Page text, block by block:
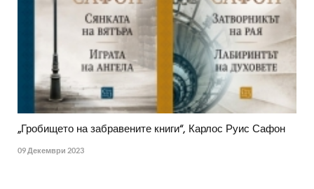
„Гробището на забравените книги“, Карлос Руис Сафон
09 Декември 2023